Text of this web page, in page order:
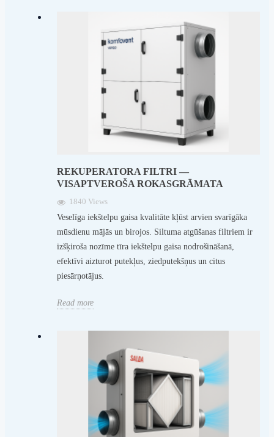
REKUPERATORA FILTRI —
VISAPTVEROŠA ROKASGRĀMATA
1840 Views
Veselīga iekštelpu gaisa kvalitāte kļūst arvien svarīgāka
mūsdienu mājās un birojos. Siltuma atgūšanas filtriem ir
izšķiroša nozīme tīra iekštelpu gaisa nodrošināšanā,
efektīvi aizturot putekļus, ziedputekšņus un citus
piesārņotājus.
Read more